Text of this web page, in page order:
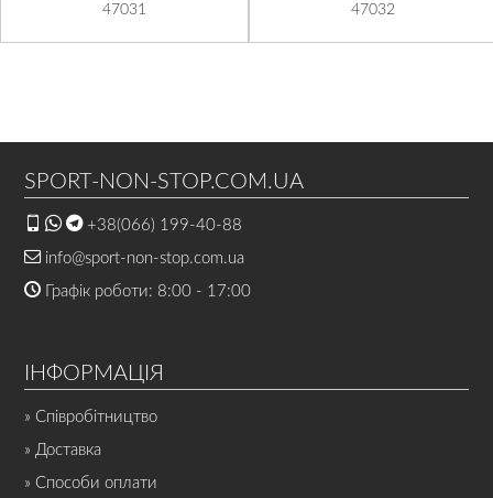
47031
47032
SPORT-NON-STOP.COM.UA
+38(066) 199-40-88
info@sport-non-stop.com.ua
Графік роботи: 8:00 - 17:00
ІНФОРМАЦІЯ
» Співробітництво
» Доставка
» Способи оплати